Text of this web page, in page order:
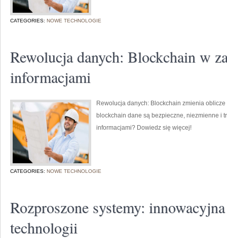
CATEGORIES: NOWE TECHNOLOGIE
Rewolucja danych: Blockchain w
informacjami
Rewolucja danych: Blockchain zmienia
blockchain dane są bezpieczne, niezmienne i
informacjami? Dowiedz się więcej!
CATEGORIES: NOWE TECHNOLOGIE
Rozproszone systemy:
technologii